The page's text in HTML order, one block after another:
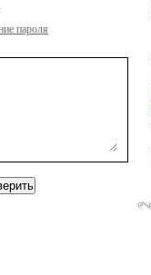
пароля